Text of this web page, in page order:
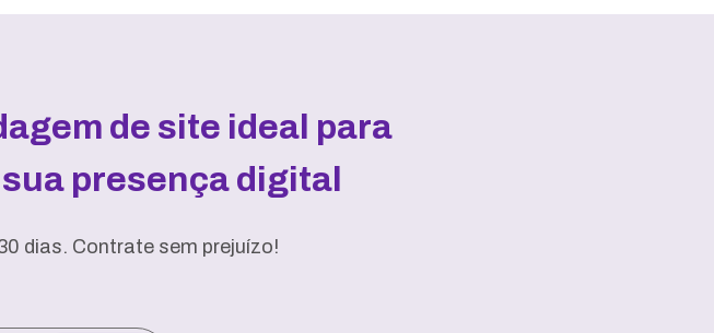
de site ideal para
presença digital
dias. Contrate sem prejuízo!